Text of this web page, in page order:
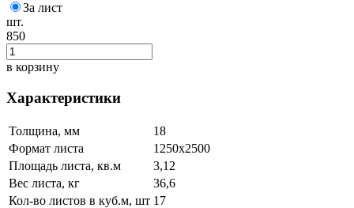
За лист
шт.
850
в корзину
Характеристики
Толщина, мм
18
Формат листа
1250х2500
Площадь листа, кв.м
3,12
Вес листа, кг
36,6
Кол-во листов в куб.м, шт 17